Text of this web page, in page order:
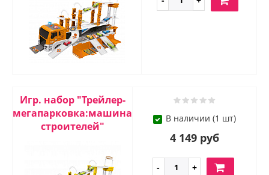
Игр. набор "Трейлер-
мегапарковка:машина
строителей"
В наличии (1 шт)
4 149 руб